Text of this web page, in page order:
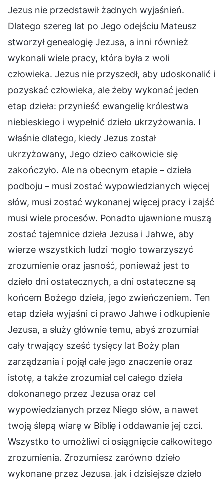
Jezus nie przedstawił żadnych wyjaśnień.
Dlatego szereg lat po Jego odejściu Mateusz
stworzył genealogię Jezusa, a inni również
wykonali wiele pracy, która była z woli
człowieka. Jezus nie przyszedł, aby udoskonalić i
pozyskać człowieka, ale żeby wykonać jeden
etap dzieła: przynieść ewangelię królestwa
niebieskiego i wypełnić dzieło ukrzyżowania. I
właśnie dlatego, kiedy Jezus został
ukrzyżowany, Jego dzieło całkowicie się
zakończyło. Ale na obecnym etapie – dzieła
podboju – musi zostać wypowiedzianych więcej
słów, musi zostać wykonanej więcej pracy i zajść
musi wiele procesów. Ponadto ujawnione muszą
zostać tajemnice dzieła Jezusa i Jahwe, aby
wierze wszystkich ludzi mogło towarzyszyć
zrozumienie oraz jasność, ponieważ jest to
dzieło dni ostatecznych, a dni ostateczne są
końcem Bożego dzieła, jego zwieńczeniem. Ten
etap dzieła wyjaśni ci prawo Jahwe i odkupienie
Jezusa, a służy głównie temu, abyś zrozumiał
cały trwający sześć tysięcy lat Boży plan
zarządzania i pojął całe jego znaczenie oraz
istotę, a także zrozumiał cel całego dzieła
dokonanego przez Jezusa oraz cel
wypowiedzianych przez Niego słów, a nawet
twoją ślepą wiarę w Biblię i oddawanie jej czci.
Wszystko to umożliwi ci osiągnięcie całkowitego
zrozumienia. Zrozumiesz zarówno dzieło
wykonane przez Jezusa, jak i dzisiejsze dzieło